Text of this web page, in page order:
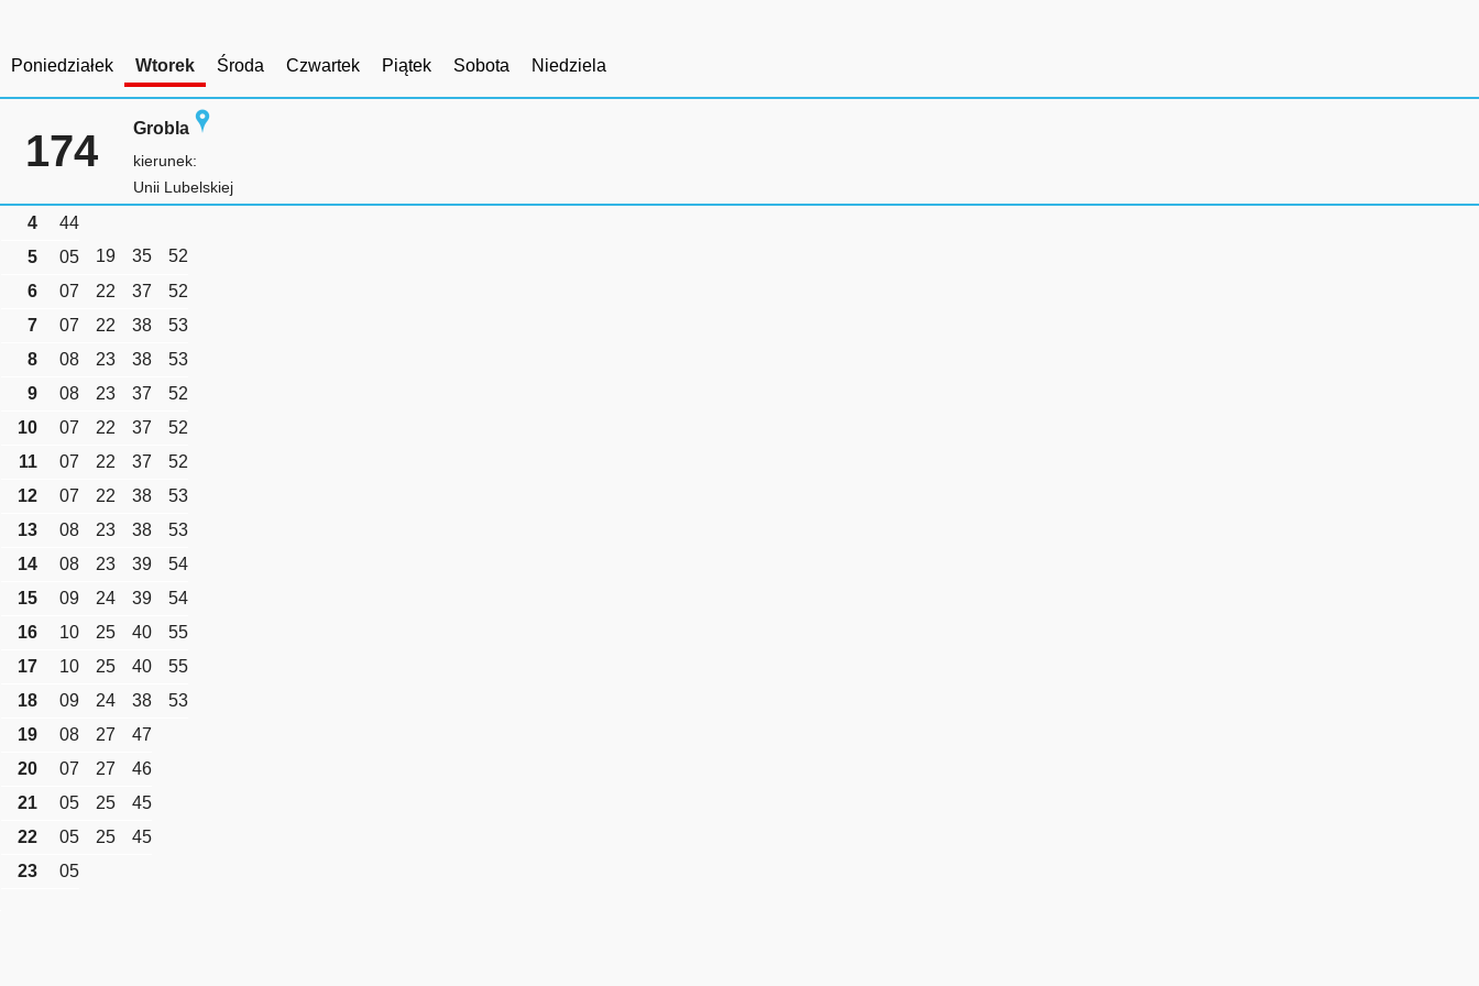
Poniedziałek Wtorek Środa Czwartek Piątek Sobota Niedziela
174 Grobla
kierunek:
Unii Lubelskiej
4
44
5
05 19 35
52
6
07 22 37
52
7
07 22 38
53
8
08 23 38
53
9
08 23 37
52
10
07 22 37
52
11
07 22 37
52
12
07 22 38
53
13
08 23 38
53
14
08 23 39
54
15
09 24 39
54
16
10 25 40
55
17
10 25 40
55
18
09 24 38
53
19
08 27
47
20
07 27
46
21
05 25
45
22
05 25
45
23
05